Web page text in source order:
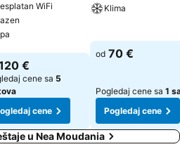
WiFi
cene
€
cene sa 5
cene
Klima
od 70 €
Pogledaj cene sa 1
Pogledaj cene
u Nea Moudania